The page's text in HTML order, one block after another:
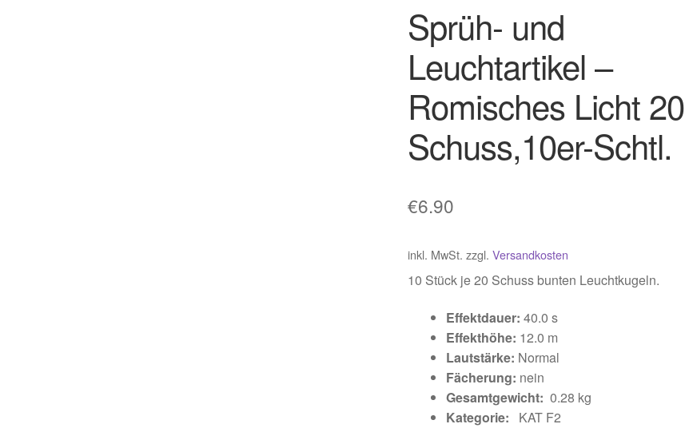
Sprüh- und
Leuchtartikel –
Romisches Licht 20
Schuss,10er-Schtl.
€6.90
inkl. MwSt. zzgl.Versandkosten
10 Stück je 20 Schuss bunten Leuchtkugeln.
Effektdauer: 40.0 s
Effekthöhe: 12.0 m
Lautstärke: Normal
Fächerung: nein
Gesamtgewicht: 0.28 kg
Kategorie:
KAT F2